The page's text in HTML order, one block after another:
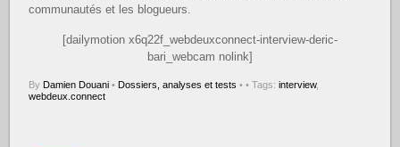
communautés et les blogueurs.
[dailymotion x6q22f_webdeuxconnect-interview-deric-
bari_webcam nolink]
By Damien Douani • Dossiers, analyses et tests • • Tags:interview,
webdeux.connect